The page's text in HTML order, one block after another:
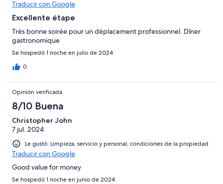
Traducir con Google
Excellente étape
Très bonne soirée pour un déplacement professionnel. Dîner
gastronomique
Se hospedó 1 noche en julio de 2024
0
Opinión verificada
8/10 Buena
Christopher John
7 jul. 2024
Le gustó: Limpieza, servicio y personal, condiciones de la propiedad
Traducir con Google
Good value for money
Se hospedó 1 noche en junio de 2024